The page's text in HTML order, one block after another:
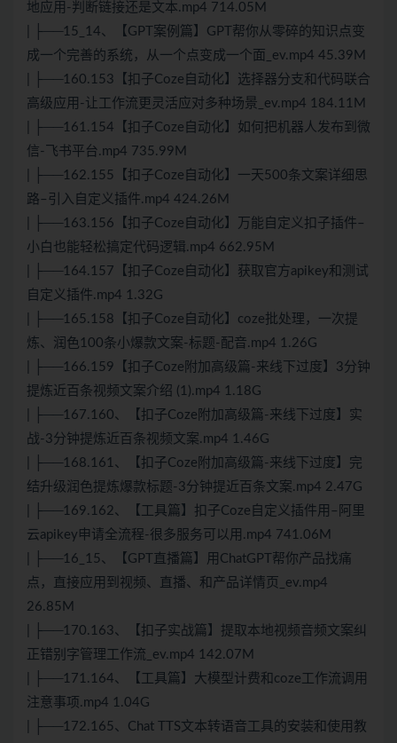
地应用-判断链接还是文本.mp4 714.05M
| ├──15_14、【GPT案例篇】GPT帮你从零碎的知识点变
成一个完善的系统，从一个点变成一个面_ev.mp4 45.39M
| ├──160.153【扣子Coze自动化】选择器分支和代码联合
高级应用-让工作流更灵活应对多种场景_ev.mp4 184.11M
| ├──161.154【扣子Coze自动化】如何把机器人发布到微
信-飞书平台.mp4 735.99M
| ├──162.155【扣子Coze自动化】一天500条文案详细思
路–引入自定义插件.mp4 424.26M
| ├──163.156【扣子Coze自动化】万能自定义扣子插件–
小白也能轻松搞定代码逻辑.mp4 662.95M
| ├──164.157【扣子Coze自动化】获取官方apikey和测试
自定义插件.mp4 1.32G
| ├──165.158【扣子Coze自动化】coze批处理，一次提
炼、润色100条小爆款文案-标题-配音.mp4 1.26G
| ├──166.159【扣子Coze附加高级篇-来线下过度】3分钟
提炼近百条视频文案介绍 (1).mp4 1.18G
| ├──167.160、【扣子Coze附加高级篇-来线下过度】实
战-3分钟提炼近百条视频文案.mp4 1.46G
| ├──168.161、【扣子Coze附加高级篇-来线下过度】完
结升级润色提炼爆款标题-3分钟提近百条文案.mp4 2.47G
| ├──169.162、【工具篇】扣子Coze自定义插件用–阿里
云apikey申请全流程-很多服务可以用.mp4 741.06M
| ├──16_15、【GPT直播篇】用ChatGPT帮你产品找痛
点，直接应用到视频、直播、和产品详情页_ev.mp4
26.85M
| ├──170.163、【扣子实战篇】提取本地视频音频文案纠
正错别字管理工作流_ev.mp4 142.07M
| ├──171.164、【工具篇】大模型计费和coze工作流调用
注意事项.mp4 1.04G
| ├──172.165、Chat TTS文本转语音工具的安装和使用教